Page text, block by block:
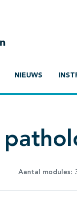
NIEUWS
Aantal modules: